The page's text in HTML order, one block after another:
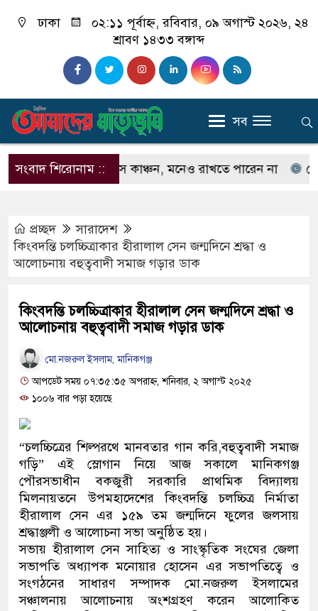
ঢাকা
০২:১১ পূর্বাহ্ন, রবিবার, ০৯ অগাস্ট ২০২৬, ২৪
শ্রাবণ ১৪৩৩ বঙ্গাব্দ
সব
সংবাদ শিরোনাম ::
না ইলিয়াস কাঞ্চন, মনেও রাখতে পারেন না কেউ
প্রচ্ছদ
সারাদেশ
কিংবদন্তি চলচ্চিত্রাকার হীরালাল সেন জন্মদিনে শ্রদ্ধা ও
আলোচনায় বহুত্ববাদী সমাজ গড়ার ডাক
কিংবদন্তি চলচ্চিত্রাকার হীরালাল সেন জন্মদিনে শ্রদ্ধা ও
আলোচনায় বহুত্ববাদী সমাজ গড়ার ডাক
মো.নজরুল ইসলাম, মানিকগঞ্জ
আপডেট সময় ০৭:৩৫:৩৫ অপরাহ্ন, শনিবার, ২ অগাস্ট ২০২৫
১০০৬ বার পড়া হয়েছে
“চলচ্চিত্রের শিল্পরথে মানবতার গান করি,বহুত্ববাদী সমাজ
গড়ি” এই স্লোগান নিয়ে আজ সকালে মানিকগঞ্জ
পৌরসভাধীন বকজুরী সরকারি প্রাথমিক বিদ্যালয়
মিলনায়তনে উপমহাদেশের কিংবদন্তি চলচ্চিত্র নির্মাতা
হীরালাল সেন এর ১৫৯ তম জন্মদিনে ফুলের জলসায়
শ্রদ্ধাঞ্জলী ও আলোচনা সভা অনুষ্ঠিত হয়।
সভায় হীরালাল সেন সাহিত্য ও সাংস্কৃতিক সংঘের জেলা
সভাপতি অধ্যাপক মনোয়ার হোসেন এর সভাপতিত্বে ও
সংগঠনের সাধারণ সম্পাদক মো.নজরুল ইসলামের
সঞ্চালনায় আলোচনায় অংশগ্রহণ করেন আলোকিত